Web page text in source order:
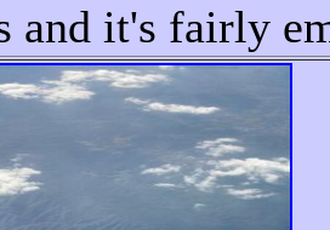
and it's fairly